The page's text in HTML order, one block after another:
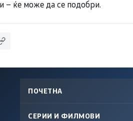
– ќе може да се подобри.
ПОЧЕТНА
СЕРИИ И ФИЛМОВИ